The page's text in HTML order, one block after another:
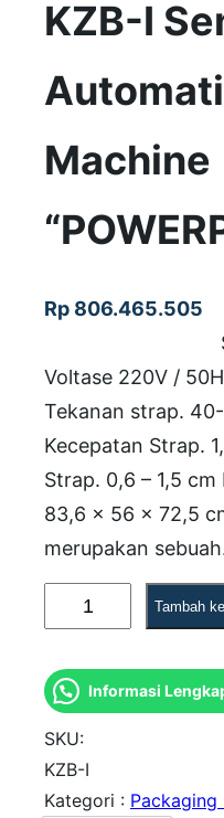
KZB-I
Machine
Rp 806.465.505
Voltase 220V /
Tekanan strap.
Kecepatan Strap.
Strap. 0,6 – 1,5
83,6 x 56 x 72,5
merupakan
u
a
n
t
i
t
Tambah
Informasi
SKU:
KZB-I
Kategori : Packaging